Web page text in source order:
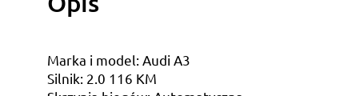
Marka i model: Audi A3
Silnik: 2.0 116 KM